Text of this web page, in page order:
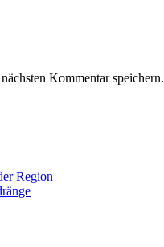
Kommentar speichern.
Region